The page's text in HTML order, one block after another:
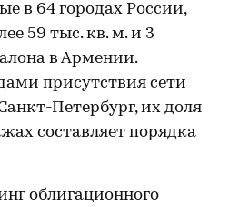
в 64 городах России,
59 тыс. кв. м. и 3
в Армении.
присутствия сети
Петербург, их доля
составляет порядка
облигационного